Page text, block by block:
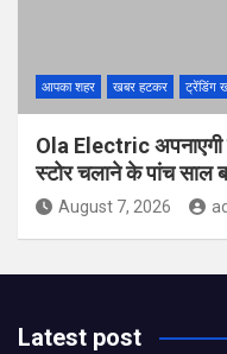
आपका शहर खबर हटकर ट्रेंडिंग
Ola Electric
स्टोर चलाने के पांच साल
August 7, 2026
Latest post